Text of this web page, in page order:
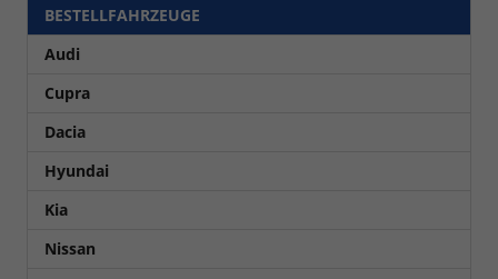
BESTELLFAHRZEUGE
Audi
Cupra
Dacia
Hyundai
Kia
Nissan